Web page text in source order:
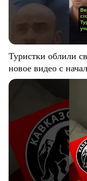
Туристки облили
новое видео с